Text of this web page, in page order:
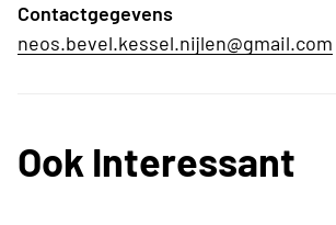
Contactgegevens
neos.bevel.kessel.nijlen@gmail.com
Ook Interessant